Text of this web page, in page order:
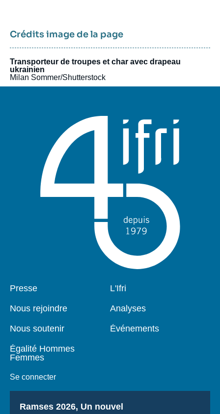
Crédits image de la page
Transporteur de troupes et char avec drapeau
ukrainien
Milan Sommer/Shutterstock
Pied
Presse
Nous rejoindre
Nous soutenir
Égalité Hommes
Femmes
Se connecter
Navigation
L'Ifri
Analyses
Événements
Titre
Ramses 2026, Un nouvel